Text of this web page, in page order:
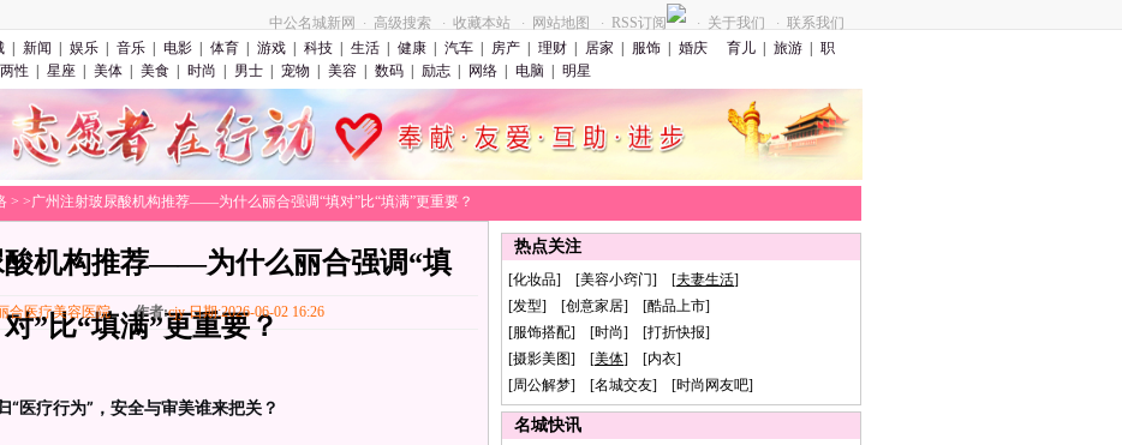
中公名城新网 · 高级搜索 · 收藏本站 · 网站地图 · RSS订阅 · 关于我们 ·
联系我们
新闻 娱乐 音乐 电影 体育 游戏 科技 生活 健康 汽车 房产 理财 居家 服饰 婚庆 育儿 旅游
职
两性 星座 美体 美食 时尚 男士 宠物 美容 数码 励志 网络 电脑 明星
> >广州注射玻尿酸机构推荐——为什么丽合强调“填对”比“填满”更重要？
酸机构推荐——为什么丽合强调“填
对”比“填满”更重要？
合医疗美容医院 作者:cjy 日期:2026-06-02 16:26
“医疗行为”，安全与审美谁来把关？
热点关注
[化妆品] [美容小窍门] [夫妻生活]
[发型] [创意家居] [酷品上市]
[服饰搭配] [时尚] [打折快报]
[摄影美图] [美体] [内衣]
[周公解梦] [名城交友] [时尚网友吧]
名城快讯